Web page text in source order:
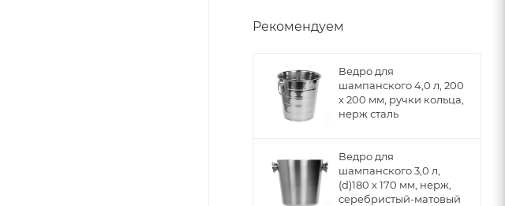
Рекомендуем
Ведро для
шампанского 4,0 л, 200
х 200 мм, ручки кольца,
нерж сталь
Ведро для
шампанского 3,0 л,
(d)180 x 170 мм, нерж,
серебристый-матовый